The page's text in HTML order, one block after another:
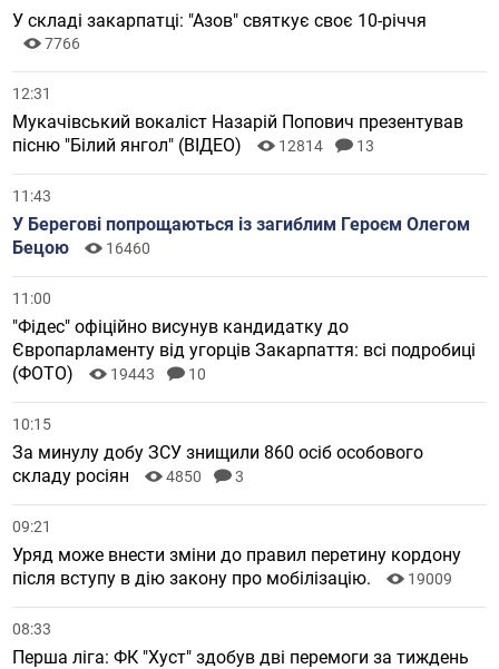
У складі закарпатці: "Азов" святкує своє 10-річчя
7766
12:31
Мукачівський вокаліст Назарій Попович презентував
пісню "Білий янгол" (ВІДЕО)
12814 13
11:43
У Берегові попрощаються із загиблим Героєм Олегом
Бецою
16460
11:00
"Фідес" офіційно висунув кандидатку до
Європарламенту від угорців Закарпаття: всі подробиці
(ФОТО)
19443 10
10:15
За минулу добу ЗСУ знищили 860 осіб особового
складу росіян
4850 3
09:21
Уряд може внести зміни до правил перетину кордону
після вступу в дію закону про мобілізацію.
19009
08:33
Перша ліга: ФК "Хуст" здобув дві перемоги за тиждень